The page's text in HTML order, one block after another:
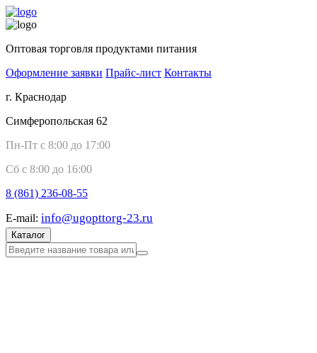
Оптовая торговля продуктами питания
Оформление заявки Прайс-лист Контакты
г. Краснодар
Симферопольская 62
Пн-Пт с 8:00 до 17:00
Сб с 8:00 до 16:00
8 (861) 236-08-55
E-mail: info@ugopttorg-23.ru
Каталог